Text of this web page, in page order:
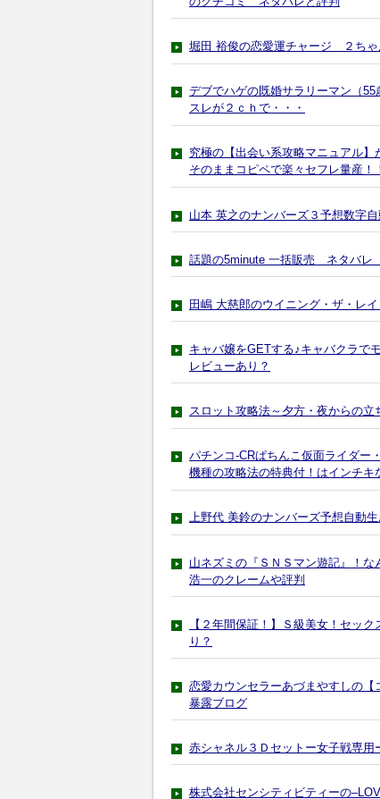
堀田 裕俊の恋愛運チャージ ２ちゃ
デブでハゲの既婚サラリーマン（
スレが２ｃｈで・・・
究極の【出会い系攻略マニュアル】
そのままコピペで楽々セフレ量産
山本 英之のナンバーズ３予想数字
話題の5minute 一括販売 ネタバレ
田嶋 大慈郎のウイニング・ザ・レ
キャバ嬢をGETする♪キャバクラで
レビューあり？
スロット攻略法～夕方・夜からの
パチンコ-CRぱちんこ仮面ライダー
機種の攻略法の特典付！はインチキ
上野代 美鈴のナンバーズ予想自動
山ネズミの『ＳＮＳマン遊記』！
浩一のクレームや評判
【２年間保証！】Ｓ級美女！セッ
り？
恋愛カウンセラーあづまやすしの
暴露ブログ
赤シャネル３Ｄセットー女子戦専
株式会社センシティビティーの